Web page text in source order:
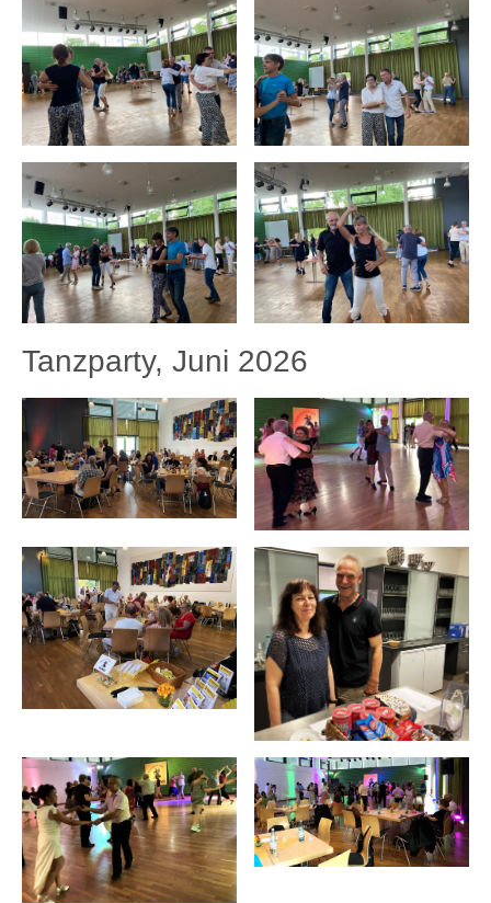
Tanzparty, Juni 2026